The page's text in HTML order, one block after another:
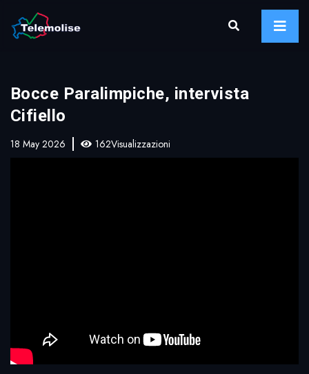
Bocce Paralimpiche, intervista
Cifiello
18 May 2026 162Visualizzazioni